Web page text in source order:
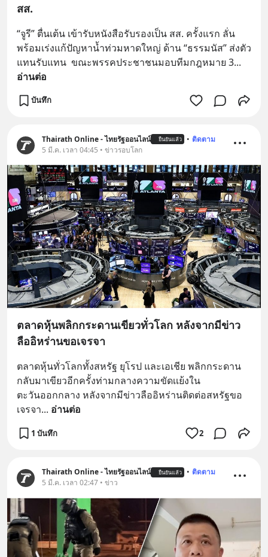
สส.
“จูรี” ตื่นเต้น เข้ารับหนังสือรับรองเป็น สส. ครั้งแรก ลั่น
พร้อมเร่งแก้ปัญหาน้ำท่วมหาดใหญ่ ด้าน “ธรรมนัส” ส่งตัว
แทนรับแทน  ขณะพรรคประชาชนมอบทีมกฎหมาย 3
อ่านต่อ
บันทึก
Thairath Online - ไทยรัฐออนไลน์ ยืนยันแล้ว • ติดตาม
5 มี.ค. เวลา 04:45 • ข่าวรอบโลก
ตลาดหุ้นพลิกกระดานเขียวทั่วโลก หลังจากมีข่าว
ลืออิหร่านขอเจรจา
ตลาดหุ้นทั่วโลกทั้งสหรัฐ ยุโรป และเอเชีย พลิกกระดาน
กลับมาเขียวอีกครั้งท่ามกลางความขัดเเย้งใน
ตะวันออกกลาง หลังจากมีข่าวลืออิหร่านติดต่อสหรัฐขอ
เจรจา... อ่านต่อ
1 บันทึก 2
Thairath Online - ไทยรัฐออนไลน์ ยืนยันแล้ว • ติดตาม
5 มี.ค. เวลา 02:47 • ข่าว